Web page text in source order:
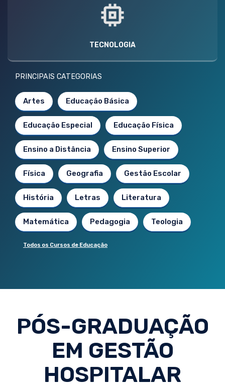
TECNOLOGIA
PRINCIPAIS CATEGORIAS
Artes Educação Básica
Educação Especial Educação Física
Ensino a Distância Ensino Superior
Física Geografia Gestão Escolar
História Letras Literatura
Matemática Pedagogia Teologia
Todos os Cursos de Educação
PÓS-GRADUAÇÃO
EM GESTÃO
HOSPITALAR